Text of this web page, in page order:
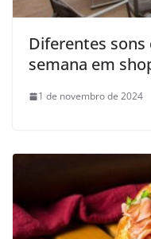
Diferentes
semana em
1 de novembro de 2024